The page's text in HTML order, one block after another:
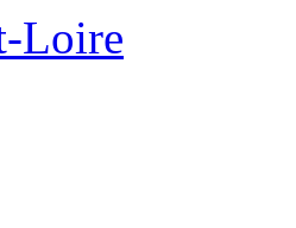
Loire